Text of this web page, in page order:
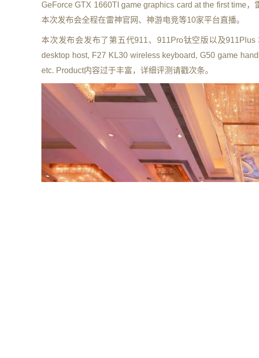
GeForce GTX 1660TI game graphics card at the first time
本次发布会全程在雷神官网、神游电竞等10家平台直播。
本次发布会发布了第五代911、911Pro钛空版以及
desktop host, F27 KL30 wireless keyboard, G50 game
etc. Product内容过于丰富，详细评测请戳次条。